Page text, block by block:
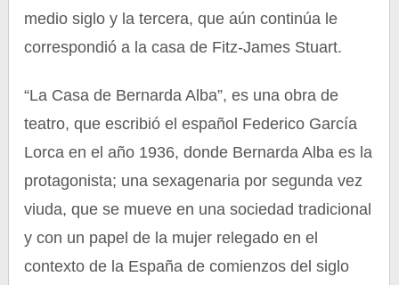
medio siglo y la tercera, que aún continúa le
correspondió a la casa de Fitz-James Stuart.
“La Casa de Bernarda Alba”, es una obra de
teatro, que escribió el español Federico García
Lorca en el año 1936, donde Bernarda Alba es la
protagonista; una sexagenaria por segunda vez
viuda, que se mueve en una sociedad tradicional
y con un papel de la mujer relegado en el
contexto de la España de comienzos del siglo